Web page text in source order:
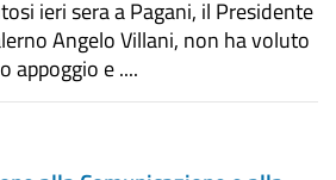
ieri sera a Pagani, il Presidente
Angelo Villani, non ha voluto
appoggio e ....